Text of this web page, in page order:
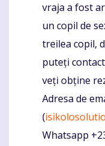
vraja a fost
un copil de
treilea copil,
puteți
veți obține
Adresa de
(
Whatsapp